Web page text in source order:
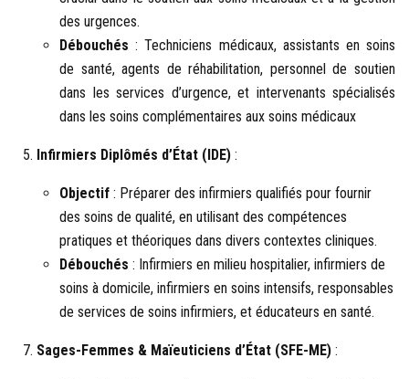
des urgences.
Débouchés : Techniciens médicaux, assistants en soins
de santé, agents de réhabilitation, personnel de soutien
dans les services d’urgence, et intervenants spécialisés
dans les soins complémentaires aux soins médicaux
Infirmiers Diplômés d’État (IDE) :
Objectif : Préparer des infirmiers qualifiés pour fournir
des soins de qualité, en utilisant des compétences
pratiques et théoriques dans divers contextes cliniques.
Débouchés : Infirmiers en milieu hospitalier, infirmiers de
soins à domicile, infirmiers en soins intensifs, responsables
de services de soins infirmiers, et éducateurs en santé.
Sages-Femmes & Maïeuticiens d’État (SFE-ME) :